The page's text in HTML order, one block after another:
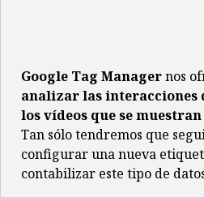
Google Tag Managernos
analizar las interacciones
los vídeos que se
Tan sólo tendremos que
configurar una nueva
contabilizar este tipo de